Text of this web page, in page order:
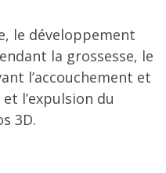
le développement
la grossesse, le
l’accouchement et
l’expulsion du
3D.